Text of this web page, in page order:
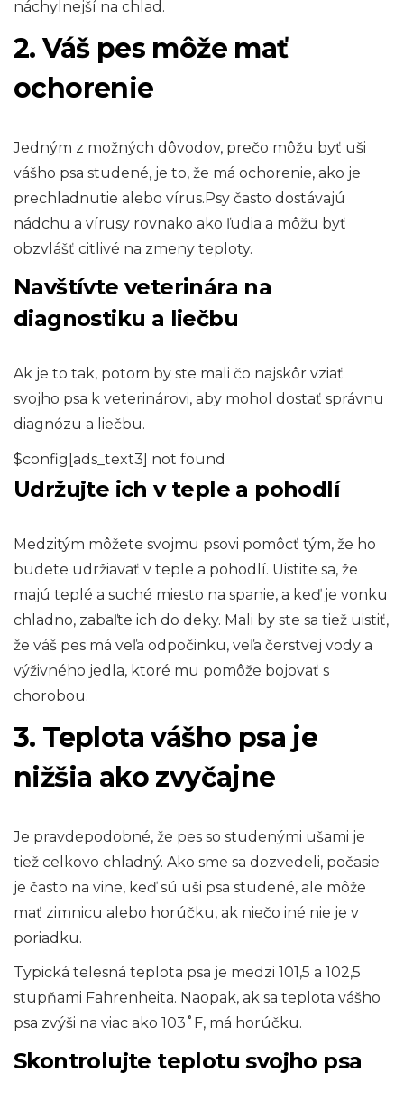
náchylnejší na chlad.
2. Váš pes môže mať
ochorenie
Jedným z možných dôvodov, prečo môžu byť uši
vášho psa studené, je to, že má ochorenie, ako je
prechladnutie alebo vírus.Psy často dostávajú
nádchu a vírusy rovnako ako ľudia a môžu byť
obzvlášť citlivé na zmeny teploty.
Navštívte veterinára na
diagnostiku a liečbu
Ak je to tak, potom by ste mali čo najskôr vziať
svojho psa k veterinárovi, aby mohol dostať správnu
diagnózu a liečbu.
$config[ads_text3] not found
Udržujte ich v teple a pohodlí
Medzitým môžete svojmu psovi pomôcť tým, že ho
budete udržiavať v teple a pohodlí. Uistite sa, že
majú teplé a suché miesto na spanie, a keď je vonku
chladno, zabaľte ich do deky. Mali by ste sa tiež uistiť,
že váš pes má veľa odpočinku, veľa čerstvej vody a
výživného jedla, ktoré mu pomôže bojovať s
chorobou.
3. Teplota vášho psa je
nižšia ako zvyčajne
Je pravdepodobné, že pes so studenými ušami je
tiež celkovo chladný. Ako sme sa dozvedeli, počasie
je často na vine, keď sú uši psa studené, ale môže
mať zimnicu alebo horúčku, ak niečo iné nie je v
poriadku.
Typická telesná teplota psa je medzi 101,5 a 102,5
stupňami Fahrenheita. Naopak, ak sa teplota vášho
psa zvýši na viac ako 103˚F, má horúčku.
Skontrolujte teplotu svojho psa